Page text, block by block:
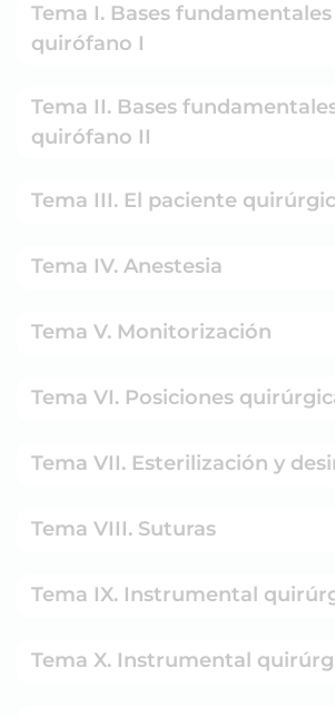
Tema I. Bases
quirófano I
Tema II. Bases
quirófano II
Tema III. El paciente
Tema IV. Anestesia
Tema V. Monitorización
Tema VI. Posiciones
Tema VII. Esterilización y
Tema VIII. Suturas
Tema IX. Instrumental
Tema X. Instrumental